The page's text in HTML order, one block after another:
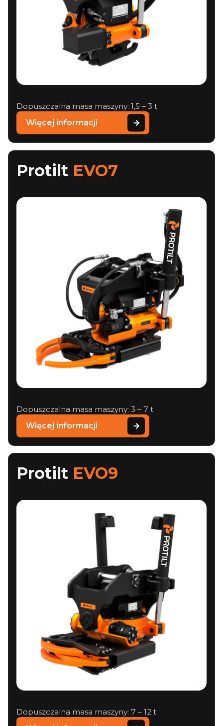
Dopuszczalna masa maszyny: 1,5 – 3 t
Więcej informacji
Protilt EVO7
Dopuszczalna masa maszyny: 3 – 7 t
Więcej informacji
Protilt EVO9
Dopuszczalna masa maszyny: 7 – 12 t